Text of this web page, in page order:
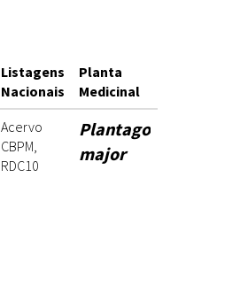
Listagens
Nacionais
Planta
Medicinal
Acervo
CBPM,
RDC10
Plantago
major